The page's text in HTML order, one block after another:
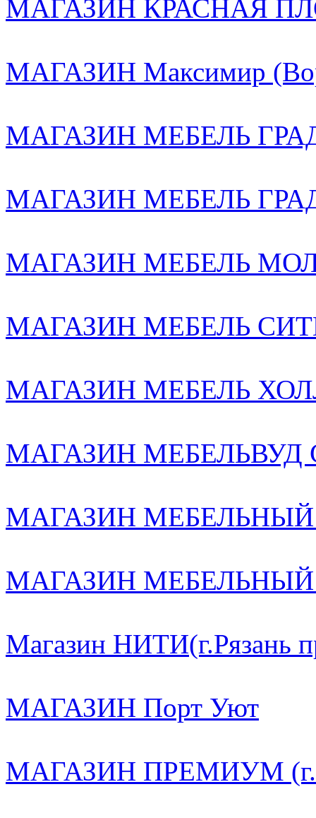
МАГАЗИН КРАСНАЯ
МАГАЗИН Максимир
МАГАЗИН МЕБЕЛЬ
МАГАЗИН МЕБЕЛЬ
МАГАЗИН МЕБЕЛЬ
МАГАЗИН МЕБЕЛЬ
МАГАЗИН МЕБЕЛЬ
МАГАЗИН МЕБЕЛЬВУД
МАГАЗИН
МАГАЗИН
Магазин НИТИ(г.Рязань
МАГАЗИН Порт Уют
МАГАЗИН ПРЕМИУМ (г.